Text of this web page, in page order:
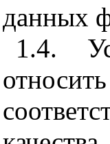
данных
1.4.